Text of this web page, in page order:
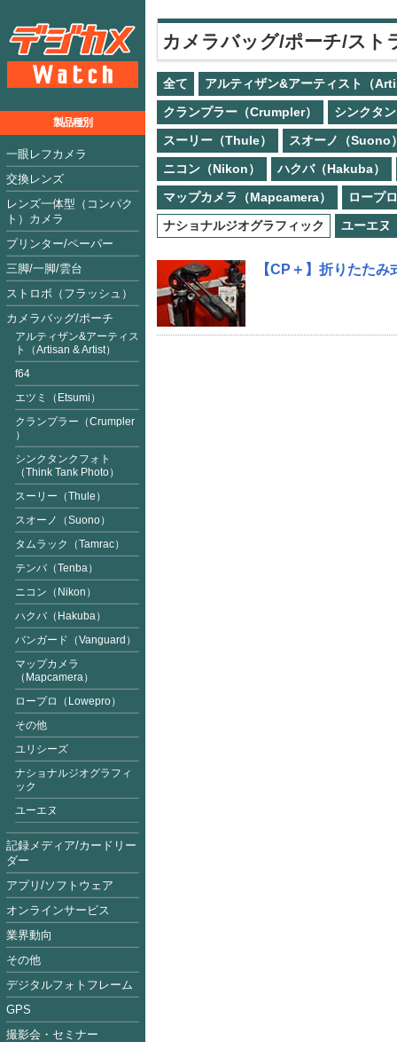
カメラバッグ/ポーチ/スト
全て
アルティザン&アーティスト（
クランプラー（Crumpler）
シンクタ
スーリー（Thule）
スオーノ（Suono
ニコン（Nikon）
ハクバ（Hakuba）
マップカメラ（Mapcamera）
ロープ
ナショナルジオグラフィック
ユーエヌ
【CP＋】折りたた
製品種別
一眼レフカメラ
交換レンズ
レンズ一体型（コンパク
ト）カメラ
プリンター/ペーパー
三脚/一脚/雲台
ストロボ（フラッシュ）
カメラバッグ/ポーチ
アルティザン&アーティス
ト（Artisan & Artist）
f64
エツミ（Etsumi）
クランプラー（Crumpler
）
シンクタンクフォト
（Think Tank Photo）
スーリー（Thule）
スオーノ（Suono）
タムラック（Tamrac）
テンバ（Tenba）
ニコン（Nikon）
ハクバ（Hakuba）
バンガード（Vanguard ）
マップカメラ
（Mapcamera）
ロープロ（Lowepro）
その他
ユリシーズ
ナショナルジオグラフィ
ック
ユーエヌ
記録メディア/カードリー
ダー
アプリ/ソフトウェア
オンラインサービス
業界動向
その他
デジタルフォトフレーム
GPS
撮影会・セミナー